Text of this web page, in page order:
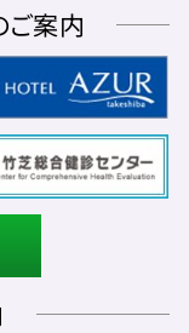
ご案内